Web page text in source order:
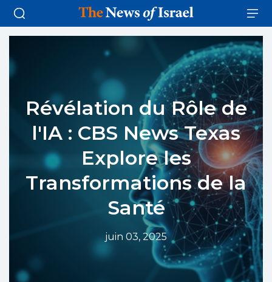
Révélation du Rôle de
l'IA : CBS News Texas
Explore les
Transformations de la
Santé
juin 03, 2025